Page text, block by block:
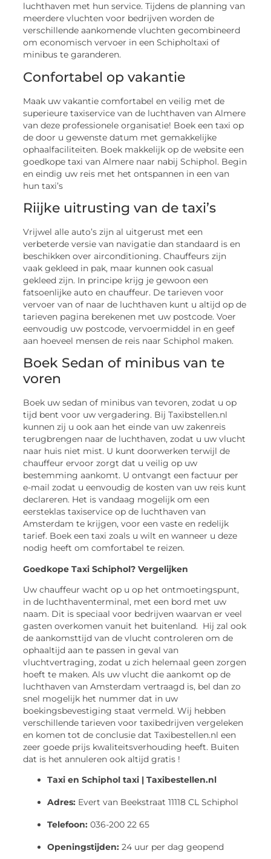
luchthaven met hun service. Tijdens de planning van
meerdere vluchten voor bedrijven worden de
verschillende aankomende vluchten gecombineerd
om economisch vervoer in een Schipholtaxi of
minibus te garanderen.
Confortabel op vakantie
Maak uw vakantie comfortabel en veilig met de
superieure taxiservice van de luchthaven van Almere
van deze professionele organisatie! Boek een taxi op
de door u gewenste datum met gemakkelijke
ophaalfaciliteiten. Boek makkelijk op de website een
goedkope taxi van Almere naar nabij Schiphol. Begin
en eindig uw reis met het ontspannen in een van
hun taxi’s
Riijke uitrusting van de taxi’s
Vrijwel alle auto’s zijn al uitgerust met een
verbeterde versie van navigatie dan standaard is en
beschikken over airconditioning. Chauffeurs zijn
vaak gekleed in pak, maar kunnen ook casual
gekleed zijn. In principe krijg je gewoon een
fatsoenlijke auto en chauffeur. De tarieven voor
vervoer van of naar de luchthaven kunt u altijd op de
tarieven pagina berekenen met uw postcode. Voer
eenvoudig uw postcode, vervoermiddel in en geef
aan hoeveel mensen de reis naar Schiphol maken.
Boek Sedan of minibus van te
voren
Boek uw sedan of minibus van tevoren, zodat u op
tijd bent voor uw vergadering. Bij Taxibstellen.nl
kunnen zij u ook aan het einde van uw zakenreis
terugbrengen naar de luchthaven, zodat u uw vlucht
naar huis niet mist. U kunt doorwerken terwijl de
chauffeur ervoor zorgt dat u veilig op uw
bestemming aankomt. U ontvangt een factuur per
e-mail zodat u eenvoudig de kosten van uw reis kunt
declareren. Het is vandaag mogelijk om een ​​
eersteklas taxiservice op de luchthaven van
Amsterdam te krijgen, voor een vaste en redelijk
tarief. Boek een taxi zoals u wilt en wanneer u deze
nodig heeft om comfortabel te reizen.
Goedkope Taxi Schiphol? Vergelijken
Uw chauffeur wacht op u op het ontmoetingspunt,
in de luchthaventerminal, met een bord met uw
naam. Dit is speciaal voor bedrijven waarvan er veel
gasten overkomen vanuit het buitenland. Hij zal ook
de aankomsttijd van de vlucht controleren om de
ophaaltijd aan te passen in geval van
vluchtvertraging, zodat u zich helemaal geen zorgen
hoeft te maken. Als uw vlucht die aankomt op de
luchthaven van Amsterdam vertraagd is, bel dan zo
snel mogelijk het nummer dat in uw
boekingsbevestiging staat vermeld. Wij hebben
verschillende tarieven voor taxibedrijven vergeleken
en komen tot de conclusie dat Taxibestellen.nl een
zeer goede prijs kwaliteitsverhouding heeft. Buiten
dat is het annuleren ook altijd gratis !
Taxi en Schiphol taxi | Taxibestellen.nl
Adres: Evert van Beekstraat 11118 CL Schiphol
Telefoon: 036-200 22 65
Openingstijden: 24 uur per dag geopend